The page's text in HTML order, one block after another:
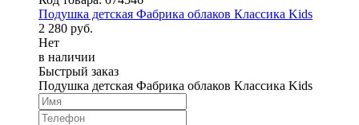
Подушка детская Фабрика облаков Классика Kids
2 280 руб.
Нет
в наличии
Быстрый заказ
Подушка детская Фабрика облаков Классика Kids